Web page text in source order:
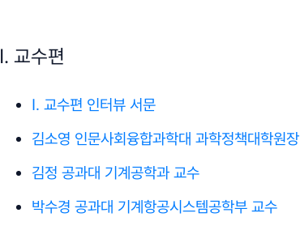
Ⅰ. 교수편
Ⅰ. 교수편 인터뷰 서문
김소영 인문사회융합과학대 과학정책대학원장
김정 공과대 기계공학과 교수
박수경 공과대 기계항공시스템공학부 교수